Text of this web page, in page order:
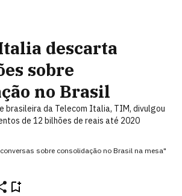
descarta
sobre
no Brasil
brasileira da Telecom Italia, TIM, divulgou
de 12 bilhões de reais até 2020
sobre consolidação no Brasil na mesa"